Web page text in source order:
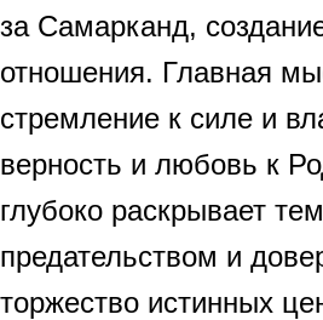
за Самарканд,
отношения. Главная
стремление к силе и
верность и любовь к
глубоко раскрывает
предательством и
торжество истинных